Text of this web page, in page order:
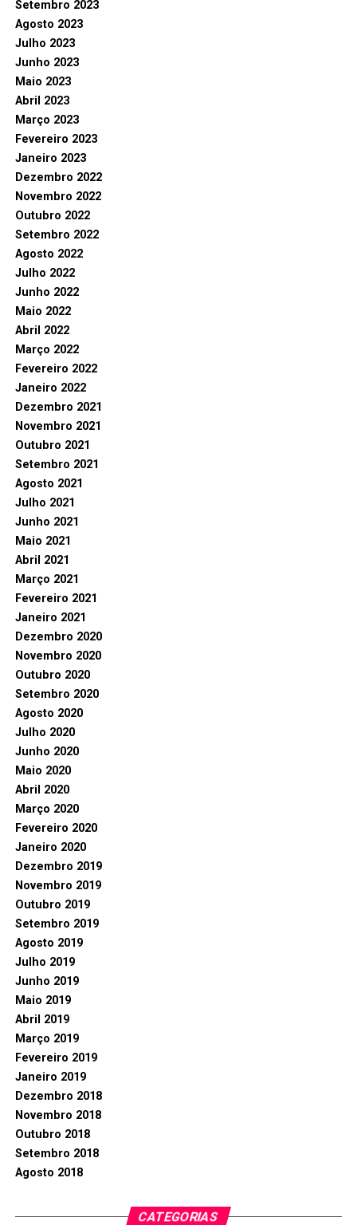
Setembro 2023
Agosto 2023
Julho 2023
Junho 2023
Maio 2023
Abril 2023
Março 2023
Fevereiro 2023
Janeiro 2023
Dezembro 2022
Novembro 2022
Outubro 2022
Setembro 2022
Agosto 2022
Julho 2022
Junho 2022
Maio 2022
Abril 2022
Março 2022
Fevereiro 2022
Janeiro 2022
Dezembro 2021
Novembro 2021
Outubro 2021
Setembro 2021
Agosto 2021
Julho 2021
Junho 2021
Maio 2021
Abril 2021
Março 2021
Fevereiro 2021
Janeiro 2021
Dezembro 2020
Novembro 2020
Outubro 2020
Setembro 2020
Agosto 2020
Julho 2020
Junho 2020
Maio 2020
Abril 2020
Março 2020
Fevereiro 2020
Janeiro 2020
Dezembro 2019
Novembro 2019
Outubro 2019
Setembro 2019
Agosto 2019
Julho 2019
Junho 2019
Maio 2019
Abril 2019
Março 2019
Fevereiro 2019
Janeiro 2019
Dezembro 2018
Novembro 2018
Outubro 2018
Setembro 2018
Agosto 2018
CATEGORIAS